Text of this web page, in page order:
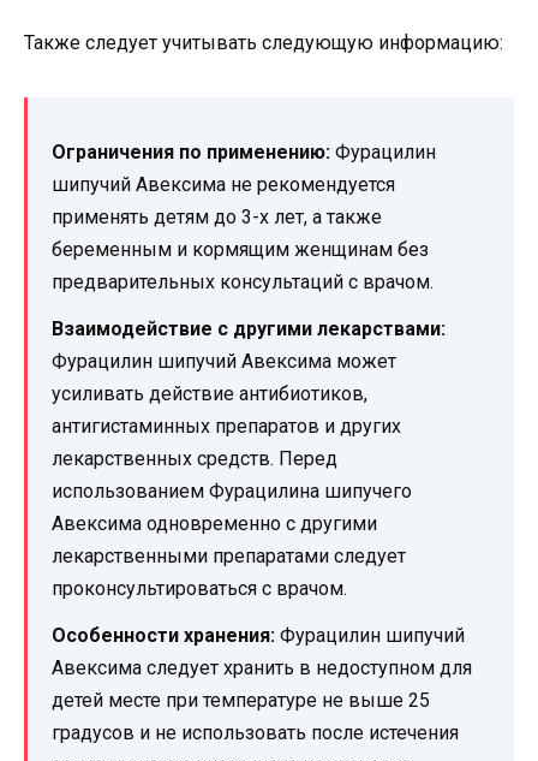
Также следует учитывать следующую информацию:
Ограничения по применению: Фурацилин
шипучий Авексима не рекомендуется
применять детям до 3-х лет, а также
беременным и кормящим женщинам без
предварительных консультаций с врачом.
Взаимодействие с другими лекарствами:
Фурацилин шипучий Авексима может
усиливать действие антибиотиков,
антигистаминных препаратов и других
лекарственных средств. Перед
использованием Фурацилина шипучего
Авексима одновременно с другими
лекарственными препаратами следует
проконсультироваться с врачом.
Особенности хранения: Фурацилин шипучий
Авексима следует хранить в недоступном для
детей месте при температуре не выше 25
градусов и не использовать после истечения